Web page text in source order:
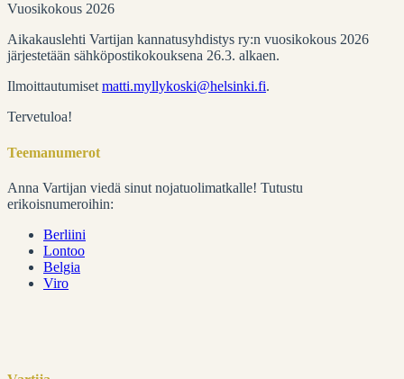
Vuosikokous 2026
Aikakauslehti Vartijan kannatusyhdistys ry:n vuosikokous 2026
järjestetään sähköpostikokouksena 26.3. alkaen.
Ilmoittautumiset matti.myllykoski@helsinki.fi.
Tervetuloa!
Teemanumerot
Anna Vartijan viedä sinut nojatuolimatkalle! Tutustu
erikoisnumeroihin:
Berliini
Lontoo
Belgia
Viro